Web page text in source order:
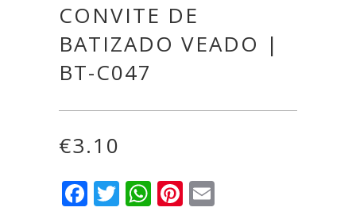
CONVITE DE
BATIZADO VEADO |
BT-C047
€3.10
Facebook
Twitter
WhatsApp
Pinterest